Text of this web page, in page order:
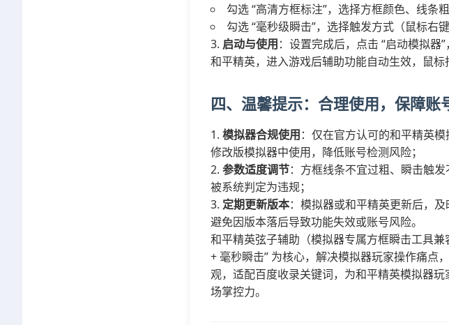
勾选 “高清方框标注”，选择方框颜色、线条
勾选 “毫秒级瞬击”，选择触发方式（鼠标右
启动与使用：设置完成后，点击 “启动模拟
和平精英，进入游戏后辅助功能自动生效，鼠
四、温馨提示：合理使用，保障账
模拟器合规使用：仅在官方认可的和平精英
修改版模拟器中使用，降低账号检测风险；
参数适度调节：方框线条不宜过粗、瞬击触
被系统判定为违规；
定期更新版本：模拟器或和平精英更新后，
避免因版本落后导致功能失效或账号风险。
和平精英弦子辅助（模拟器专属方框瞬击工具
+ 毫秒瞬击” 为核心，解决模拟器玩家操作痛点
观，适配百度收录关键词，为和平精英模拟器
场掌控力。